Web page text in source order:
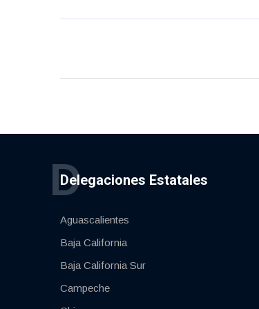
Delegaciones Estatales
D
Aguascalientes
Baja California
Baja California Sur
Campeche